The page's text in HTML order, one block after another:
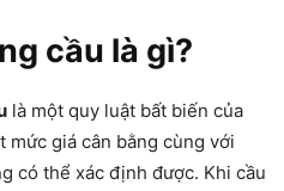
cầu là gì?
là một quy luật bất biến của
giá cân bằng cùng với
có thể xác định được. Khi cầu